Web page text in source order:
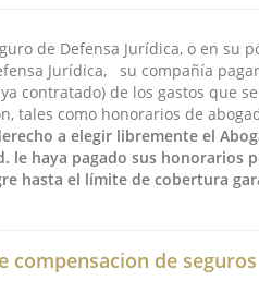
de Defensa Jurídica, o en su
Jurídica, su compañía
contratado) de los gastos que
tales como honorarios de
a elegir libremente el
le haya pagado sus honorarios
hasta el límite de cobertura
compensacion de seguros